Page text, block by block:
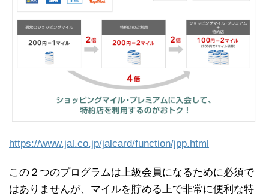
https://www.jal.co.jp/jalcard/function/jpp.html
この２つのプログラムは上級会員になるために必須で
はありませんが、マイルを貯める上で非常に便利な特